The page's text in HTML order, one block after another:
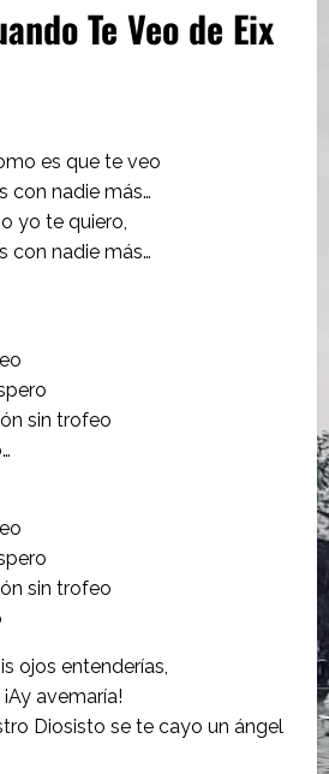
Te Veo de Eix
es que te veo
con nadie más…
yo te quiero,
con nadie más…
sin trofeo
sin trofeo
ojos entenderías,
avemaría!
Diosisto se te cayo un ángel